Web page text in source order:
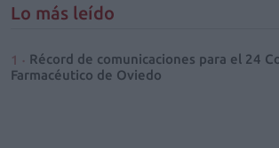
Lo más leído
Récord de comunicaciones para el 24
Farmacéutico de Oviedo